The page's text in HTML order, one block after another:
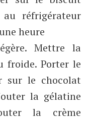
réfrigérateur
heure
Mettre la
froide. Porter le
sur le chocolat
la gélatine
la crème